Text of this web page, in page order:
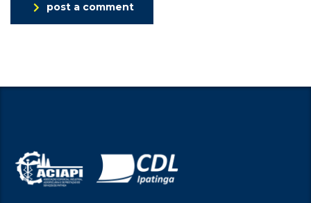
post a comment